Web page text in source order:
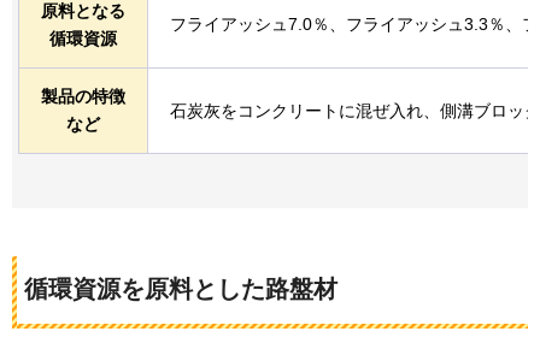
原料となる
循環資源
フライアッシュ7.0％、フライアッシュ3.3％、
製品の特徴
など
石炭灰をコンクリートに混ぜ入れ、側溝ブロッ
循環資源を原料とした路盤材